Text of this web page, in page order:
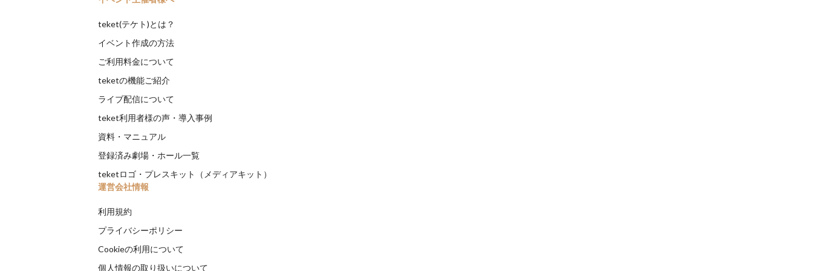
teket(テケト)とは？
イベント作成の方法
ご利用料金について
teketの機能ご紹介
ライブ配信について
teket利用者様の声・導入事例
資料・マニュアル
登録済み劇場・ホール一覧
teketロゴ・プレスキット（メディアキット）
運営会社情報
利用規約
プライバシーポリシー
Cookieの利用について
個人情報の取り扱いについて